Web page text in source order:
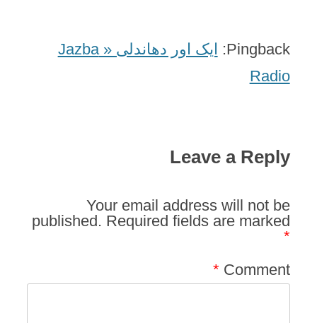
Pingback:
ایک اور دھاندلی « Jazba
Radio
Leave a Reply
Your email address will not be
published. Required fields are marked
*
Comment
*